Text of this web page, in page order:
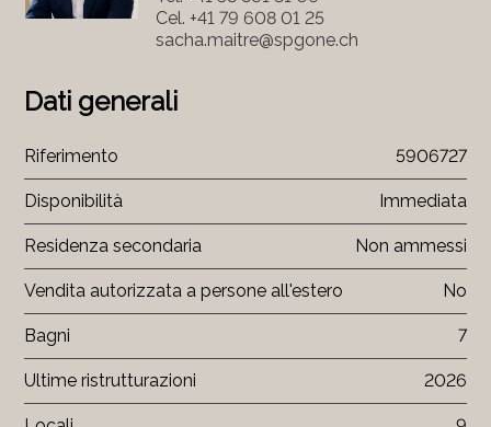
Cel. +41 79 608 01 25
sacha.maitre@spgone.ch
Dati generali
Riferimento 5906727
Disponibilità Immediata
Residenza secondaria Non ammessi
Vendita autorizzata a persone all'estero No
Bagni 7
Ultime ristrutturazioni 2026